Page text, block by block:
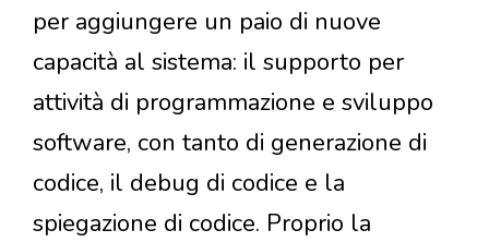
per aggiungere un paio di nuove
capacità al sistema: il supporto per
attività di programmazione e sviluppo
software, con tanto di generazione di
codice, il debug di codice e la
spiegazione di codice. Proprio la